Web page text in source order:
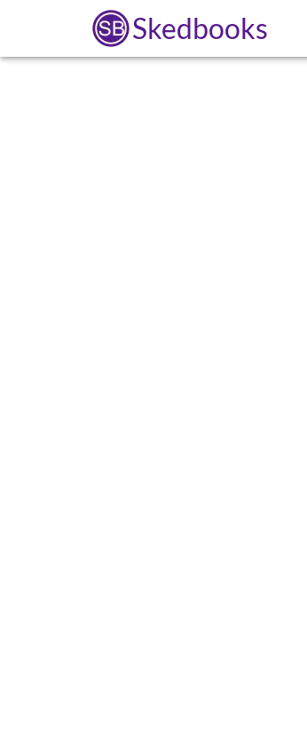
Skedbooks